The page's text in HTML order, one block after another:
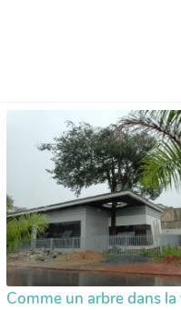
Comme un arbre dans